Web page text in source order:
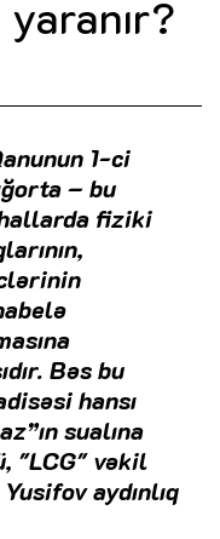
1-ci
– bu
fiziki
Bəs bu
hansı
sualına
"LCG" vəkil
aydınlıq